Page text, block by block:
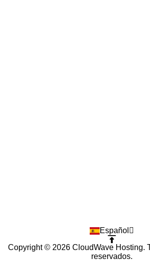
Copyright © 2026 CloudWave Hosting.
reservados.
Español